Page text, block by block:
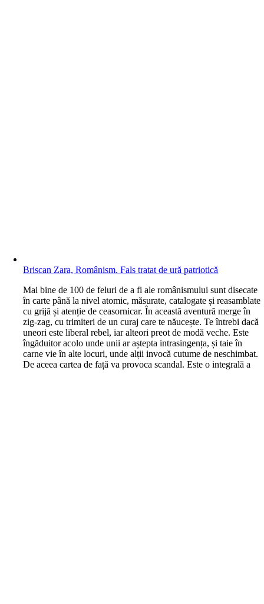
Briscan Zara, Românism. Fals tratat de ură patriotică
Mai bine de 100 de feluri de a fi ale românismului sunt disecate
în carte până la nivel atomic, măsurate, catalogate și reasamblate
cu grijă și atenție de ceasornicar. În această aventură merge în
zig-zag, cu trimiteri de un curaj care te năucește. Te întrebi dacă
uneori este liberal rebel, iar alteori preot de modă veche. Este
îngăduitor acolo unde unii ar aștepta intrasingența, și taie în
carne vie în alte locuri, unde alții invocă cutume de neschimbat.
De aceea cartea de față va provoca scandal. Este o integrală a